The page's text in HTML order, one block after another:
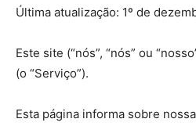
Última atualização: 1º de
Este site (“nós”, “nós” ou
(o “Serviço”).
Esta página informa sobre